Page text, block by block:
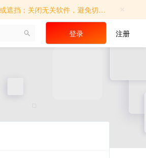
免他人进入；如遇系统提示，请及时调...
登录 注册